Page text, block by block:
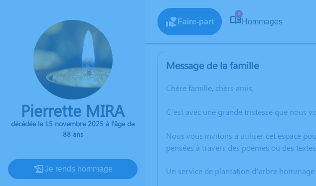
Pierrette MIRA
décédée le 15 novembre 2025 à l'âge de
88 ans
Je rends hommage
Faire-part
3
Hommages
Message de la famille
Chère famille, chers amis,
C’est avec une grande tristesse que nous
Nous vous invitons à utiliser cet espace
pensées à travers des poèmes ou des
Un service de plantation d’arbre hommage